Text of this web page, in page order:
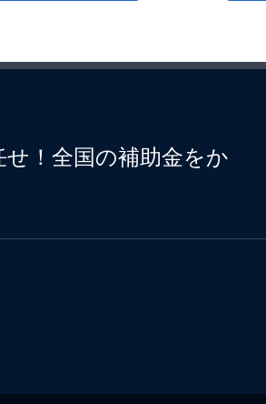
！全国の補助金をか